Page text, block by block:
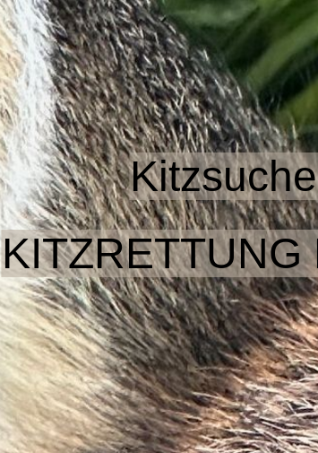
KITZRETTUNG